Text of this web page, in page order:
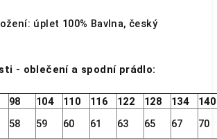
úplet 100% Bavlna, český
- oblečení a spodní prádlo:
98 104 110 116 122 128 134
58 59 60 61 63 65 67
70